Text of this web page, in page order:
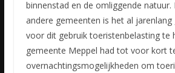
binnenstad en de omliggende natuur.
andere gemeenten is het al
voor dit gebruik toeristenbelasting te
gemeente Meppel had tot voor kort
overnachtingsmogelijkheden om